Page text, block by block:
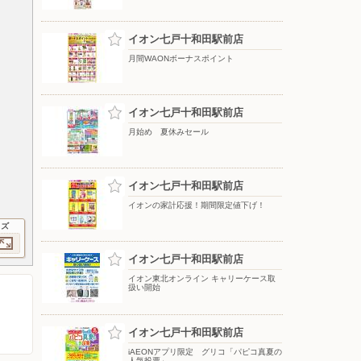
イオン七戸十和田駅前店
月間WAONボーナスポイント
イオン七戸十和田駅前店
月始め 夏休みセール
イオン七戸十和田駅前店
イオンの家計応援！期間限定値下げ！
イオン七戸十和田駅前店
イオン東北オンライン キャリーケース取
扱い開始
イオン七戸十和田駅前店
iAEONアプリ限定 グリコ「パピコ真夏の